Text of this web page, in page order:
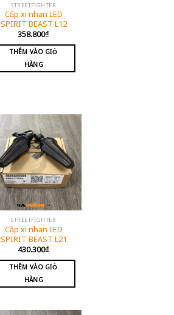
STREETFIGHTER
Cặp xi nhan LED
SPIRIT BEAST L12
358.800₫
THÊM VÀO GIỎ
HÀNG
STREETFIGHTER
Cặp xi nhan LED
SPIRIT BEAST L21
430.300₫
THÊM VÀO GIỎ
HÀNG